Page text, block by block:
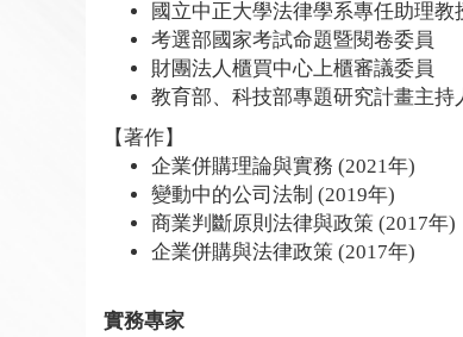
國立中正大學法律學系專任助理教
考選部國家考試命題暨閱卷委員
財團法人櫃買中心上櫃審議委員
教育部、科技部專題研究計畫主持
【著作】
企業併購理論與實務 (2021年)
變動中的公司法制 (2019年)
商業判斷原則法律與政策 (2017年)
企業併購與法律政策 (2017年)
實務專家